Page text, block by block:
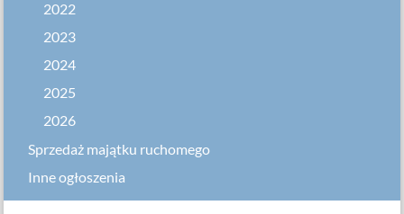
2022
2023
2024
2025
2026
Sprzedaż majątku ruchomego
Inne ogłoszenia